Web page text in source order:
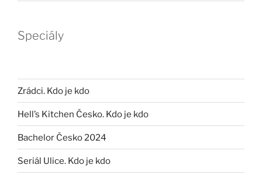
Speciály
Zrádci. Kdo je kdo
Hell’s Kitchen Česko. Kdo je kdo
Bachelor Česko 2024
Seriál Ulice. Kdo je kdo